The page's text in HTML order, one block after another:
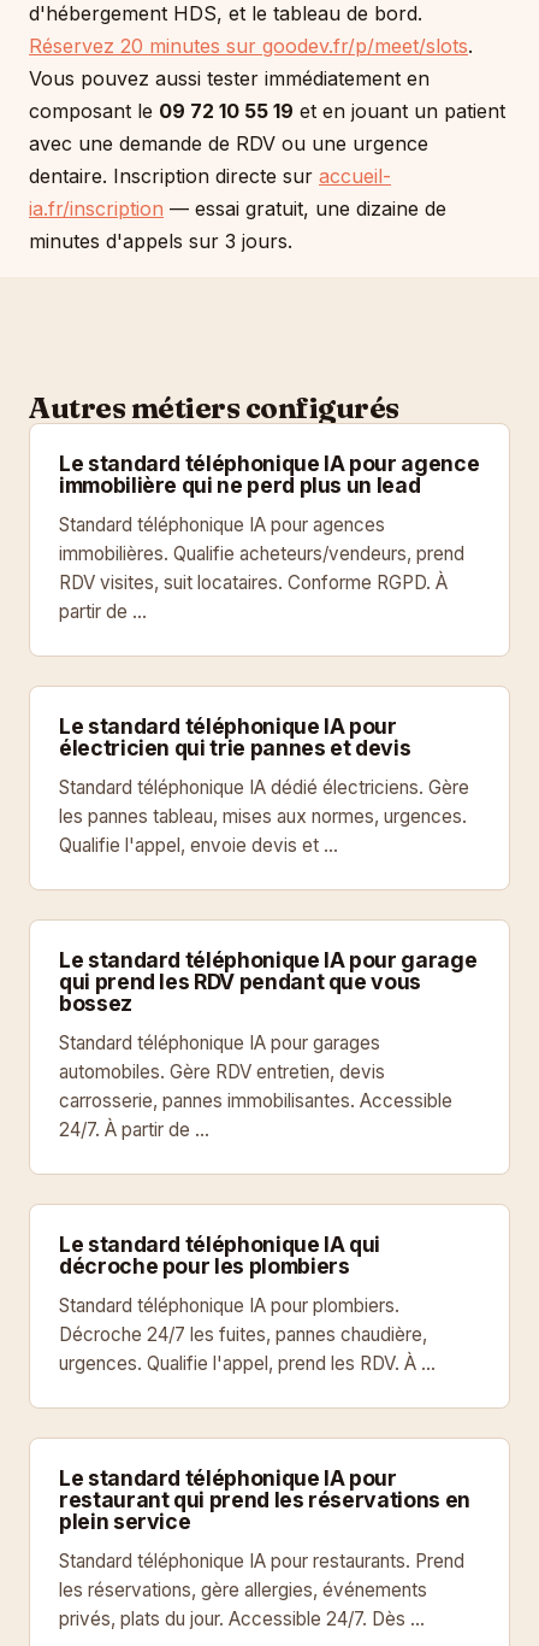
d'hébergement HDS, et le tableau de bord.
Réservez 20 minutes sur goodev.fr/p/meet/slots.
Vous pouvez aussi tester immédiatement en
composant le 09 72 10 55 19 et en jouant un patient
avec une demande de RDV ou une urgence
dentaire. Inscription directe sur accueil-
ia.fr/inscription — essai gratuit, une dizaine de
minutes d'appels sur 3 jours.
Autres métiers configurés
Le standard téléphonique IA pour agence
immobilière qui ne perd plus un lead
Standard téléphonique IA pour agences
immobilières. Qualifie acheteurs/vendeurs, prend
RDV visites, suit locataires. Conforme RGPD. À
partir de …
Le standard téléphonique IA pour
électricien qui trie pannes et devis
Standard téléphonique IA dédié électriciens. Gère
les pannes tableau, mises aux normes, urgences.
Qualifie l'appel, envoie devis et …
Le standard téléphonique IA pour garage
qui prend les RDV pendant que vous
bossez
Standard téléphonique IA pour garages
automobiles. Gère RDV entretien, devis
carrosserie, pannes immobilisantes. Accessible
24/7. À partir de …
Le standard téléphonique IA qui
décroche pour les plombiers
Standard téléphonique IA pour plombiers.
Décroche 24/7 les fuites, pannes chaudière,
urgences. Qualifie l'appel, prend les RDV. À …
Le standard téléphonique IA pour
restaurant qui prend les réservations en
plein service
Standard téléphonique IA pour restaurants. Prend
les réservations, gère allergies, événements
privés, plats du jour. Accessible 24/7. Dès …